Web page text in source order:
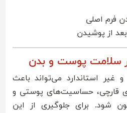
فرم اصلی
از پوشیدن
استاندارد می‌تواند باعث
قارچی، حساسیت‌های پوستی و
شود. برای جلوگیری از این